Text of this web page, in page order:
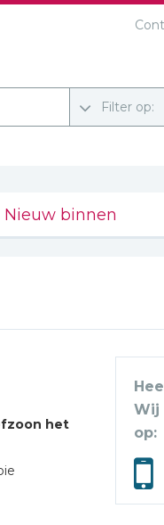
Filter op:
Nieuw binnen
het
Wij
op: